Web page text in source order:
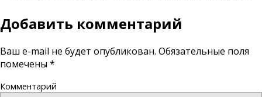
Добавить комментарий
Ваш e-mail не будет опубликован. Обязательные поля
помечены *
Комментарий